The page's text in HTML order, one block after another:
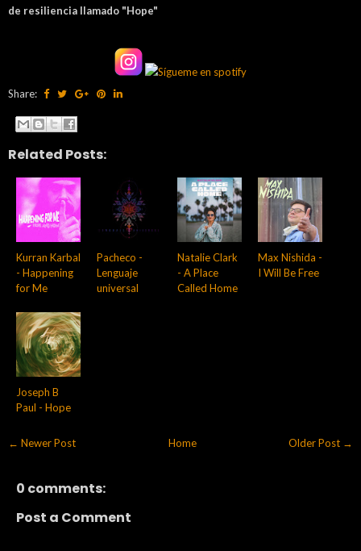
de resiliencia llamado "Hope"
Share:
Related Posts:
Kurran Karbal
- Happening
for Me
Pacheco -
Lenguaje
universal
Natalie Clark
- A Place
Called Home
Max Nishida -
I Will Be Free
Joseph B
Paul - Hope
← Newer Post Older Post →
Home
0 comments:
Post a Comment